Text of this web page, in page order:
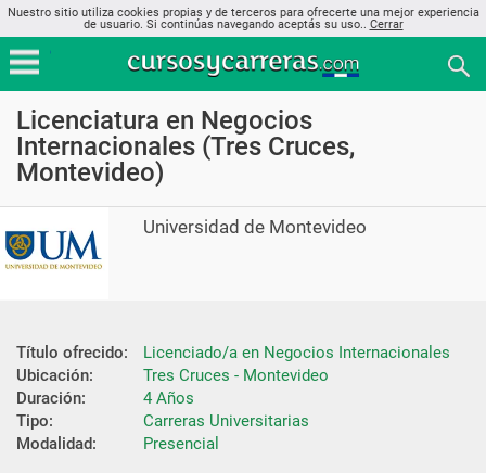
Nuestro sitio utiliza cookies propias y de terceros para ofrecerte una mejor experiencia
de usuario. Si continúas navegando aceptás su uso.. Cerrar
Licenciatura en Negocios
Internacionales (Tres Cruces,
Montevideo)
Universidad de Montevideo
Título ofrecido:
Licenciado/a en Negocios Internacionales
Ubicación:
Tres Cruces - Montevideo
Duración:
4 Años
Tipo:
Carreras Universitarias
Modalidad:
Presencial